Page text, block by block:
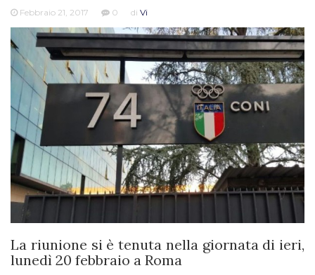
Febbraio 21, 2017 0 di Vi
La riunione si è tenuta nella giornata di ieri,
lunedì 20 febbraio a Roma